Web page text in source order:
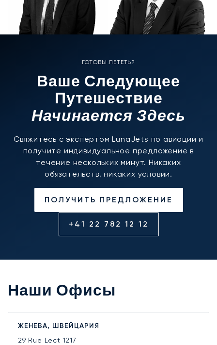
ГОТОВЫ ЛЕТЕТЬ?
Ваше Следующее
Путешествие
Начинается Здесь
Свяжитесь с экспертом LunaJets по авиации и
получите индивидуальное предложение в
течение нескольких минут. Никаких
обязательств, никаких условий.
ПОЛУЧИТЬ ПРЕДЛОЖЕНИЕ
+41 22 782 12 12
Наши Офисы
ЖЕНЕВА, ШВЕЙЦАРИЯ
29 Rue Lect 1217